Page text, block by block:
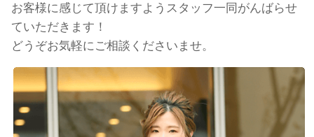
お客様に感じて頂けますようスタッフ一同がんばらせ
ていただきます！
どうぞお気軽にご相談くださいませ。